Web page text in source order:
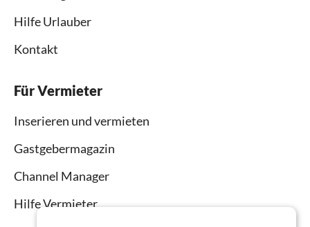
Hilfe Urlauber
Kontakt
Für Vermieter
Inserieren und vermieten
Gastgebermagazin
Channel Manager
Hilfe Vermieter